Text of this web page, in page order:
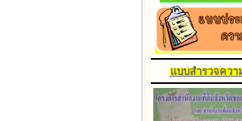
แบบสำรวจควา